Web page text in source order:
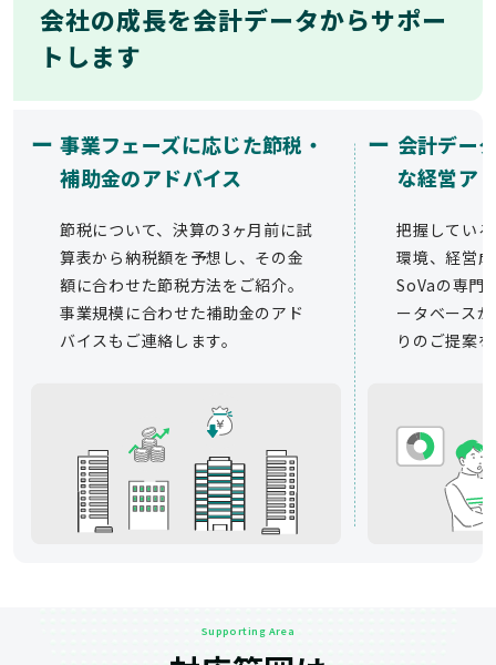
会社の成長を会計データからサポー
トします
ー 事業フェーズに応じた節税・
補助金のアドバイス
節税について、決算の3ヶ月前に試
算表から納税額を予想し、その金
額に合わせた節税方法をご紹介。
事業規模に合わせた補助金のアド
バイスもご連絡します。
ー 会計デー
な経営ア
把握してい
環境、経営
SoVaの専門
ータベース
りのご提案
Supporting Area